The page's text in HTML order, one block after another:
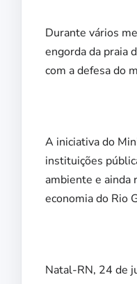
Durante vários
engorda da praia
com a defesa do
A iniciativa do
instituições
ambiente e
economia do Rio
Natal-RN, 24 de